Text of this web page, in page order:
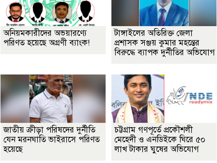
অনিয়মকারীদের অভয়ারণ্যে
পরিণত হয়েছে অগ্রণী ব্যাংক!
টাঙ্গাইলের অতিরিক্ত জেলা
প্রশাসক সঞ্জয় কুমার মহন্তের
বিরুদ্ধে ব্যাপক দুর্নীতির অভিযোগ
জাতীয় ক্রীড়া পরিষদের দুর্নীতি
যেন মরনঘাতি ভাইরাসে পরিণত
হয়েছে
চট্টগ্রাম গণপূর্তে প্রকৌশলী
মেহেদী ও এনডিইকে ঘিরে ৫০
লাখ টাকার ঘুষের অভিযোগ